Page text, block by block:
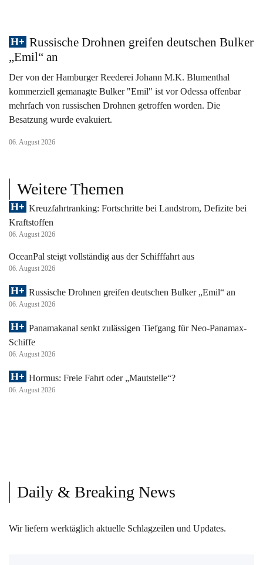
Russische Drohnen greifen deutschen Bulker
„Emil“ an
Der von der Hamburger Reederei Johann M.K. Blumenthal
kommerziell gemanagte Bulker "Emil" ist vor Odessa offenbar
mehrfach von russischen Drohnen getroffen worden. Die
Besatzung wurde evakuiert.
06. August 2026
Weitere Themen
Kreuzfahrtranking: Fortschritte bei Landstrom, Defizite bei
Kraftstoffen
06. August 2026
OceanPal steigt vollständig aus der Schifffahrt aus
06. August 2026
Russische Drohnen greifen deutschen Bulker „Emil“ an
06. August 2026
Panamakanal senkt zulässigen Tiefgang für Neo-Panamax-
Schiffe
06. August 2026
Hormus: Freie Fahrt oder „Mautstelle“?
06. August 2026
Daily & Breaking News
Wir liefern werktäglich aktuelle Schlagzeilen und Updates.